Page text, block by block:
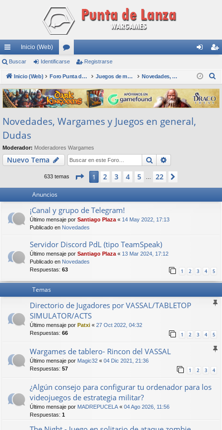
nl
ac
es
rá
pi
do
s
Inicio (Web)
or
os nti
fic
ar
ist
ra
rs
Buscar Identificarse Registrarse
Inicio (Web) Foro Punta de Lanza Wargames Juegos de mesa físicos y digitales Novedades, Wargames y Juegos en general, Dudas
s
c
Novedades, Wargames y Juegos en general,
Dudas
Moderador: Moderadores Wargames
Nuevo Tema Buscar
633 temas Página de 22
1 2 3 4 5 22
Anuncios
¡Canal y grupo de Telegram!
Último mensaje por Santiago Plaza « 14 May 2022, 17:13
Publicado en Novedades
Servidor Discord PdL (tipo TeamSpeak)
Último mensaje por Santiago Plaza « 13 Mar 2024, 17:12
Publicado en Novedades
Respuestas: 63 1 2 3 4 5
Temas
Directorio de Jugadores por VASSAL/TABLETOP
SIMULATOR/ACTS
Último mensaje por Patxi « 27 Oct 2022, 04:32
Respuestas: 66 1 2 3 4 5
Wargames de tablero- Rincon del VASSAL
Último mensaje por Magic32 « 04 Dic 2021, 21:36
Respuestas: 57 1 2 3 4
¿Algún consejo para configurar tu ordenador para los
videojuegos de estrategia militar?
Último mensaje por MADREPUCELA « 04 Ago 2026, 11:56
Respuestas: 1